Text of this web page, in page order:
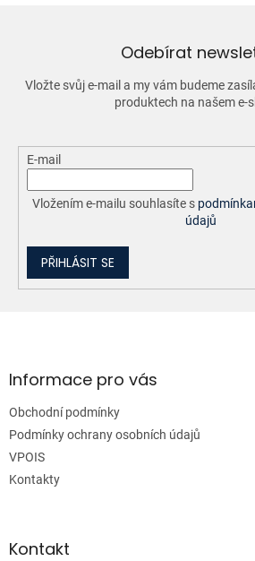
v
k
y
v
ý
i
Odebírat
Vložte svůj e-mail a my vám budeme
produktech na našem e-
E-mail
Vložením e-mailu souhlasíte s
údajů
PŘIHLÁSIT SE
aInformace pro vás
Obchodní podmínky
Podmínky ochrany osobních údajů
VPOIS
Kontakty
Kontakt